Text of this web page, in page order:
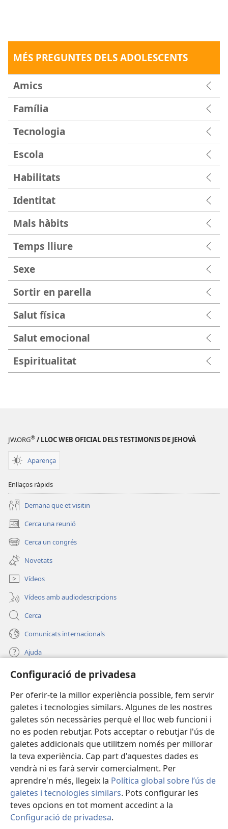
Configuració de privadesa
Per oferir-te la millor experiència possible, fem servir
galetes i tecnologies similars. Algunes de les nostres
galetes són necessàries perquè el lloc web funcioni i
no es poden rebutjar. Pots acceptar o rebutjar l'ús de
galetes addicionals que utilitzem només per millorar
la teva experiència. Cap part d'aquestes dades es
vendrà ni es farà servir comercialment. Per
aprendre'n més, llegeix la Política global sobre l’ús de
galetes i tecnologies similars. Pots configurar les
teves opcions en tot moment accedint a la
Configuració de privadesa.
MÉS PREGUNTES DELS ADOLESCENTS
Amics
Família
Tecnologia
Escola
Habilitats
Identitat
Mals hàbits
Temps lliure
Sexe
Sortir en parella
Salut física
Salut emocional
Espiritualitat
JW.ORG® / LLOC WEB OFICIAL DELS TESTIMONIS DE JEHOVÀ
Aparença
Enllaços ràpids
Demana que et visitin
Cerca una reunió
(obre
una
finestra
nova)
Cerca un congrés
(obre
una
finestra
nova)
Novetats
Vídeos
Vídeos amb audiodescripcions
Cerca
Comunicats internacionals
Ajuda
Donacions
una
nova)
BIBLIOTECA EN LÍNIA Watchtower™
(obre
una
finestra
nova)
JW Hub
(obre
una
finestra
®
Copyright© 2026 Watch Tower Bible and Tract Society of Pennsylvania.
CONDICIONS D'ÚS|POLÍTICA DE PRIVADESA